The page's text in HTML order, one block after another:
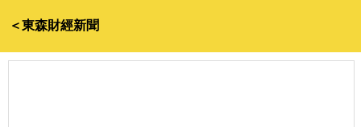
＜東森財經新聞